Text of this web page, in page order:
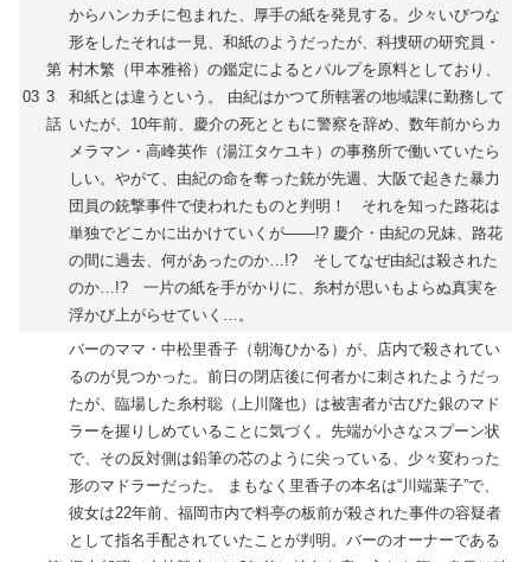
03
第
3
話
からハンカチに包まれた、厚手の紙を発見する。少々いびつな
形をしたそれは一見、和紙のようだったが、科捜研の研究員・
村木繁（甲本雅裕）の鑑定によるとパルプを原料としており、
和紙とは違うという。 由紀はかつて所轄署の地域課に勤務して
いたが、10年前、慶介の死とともに警察を辞め、数年前からカ
メラマン・高峰英作（湯江タケユキ）の事務所で働いていたら
しい。やがて、由紀の命を奪った銃が先週、大阪で起きた暴力
団員の銃撃事件で使われたものと判明！ それを知った路花は
単独でどこかに出かけていくが――!? 慶介・由紀の兄妹、路花
の間に過去、何があったのか…!? そしてなぜ由紀は殺された
のか…!? 一片の紙を手がかりに、糸村が思いもよらぬ真実を
浮かび上がらせていく…。
バーのママ・中松里香子（朝海ひかる）が、店内で殺されてい
るのが見つかった。前日の閉店後に何者かに刺されたようだっ
たが、臨場した糸村聡（上川隆也）は被害者が古びた銀のマド
ラーを握りしめていることに気づく。先端が小さなスプーン状
で、その反対側は鉛筆の芯のように尖っている、少々変わった
形のマドラーだった。 まもなく里香子の本名は“川端葉子”で、
彼女は22年前、福岡市内で料亭の板前が殺された事件の容疑者
として指名手配されていたことが判明。バーのオーナーである